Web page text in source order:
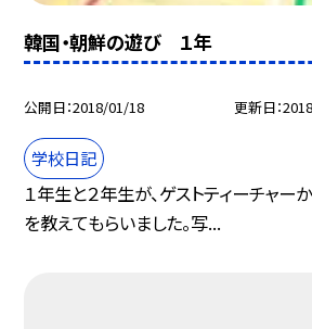
韓国・朝鮮の遊び １年
公開日 2018/01/18 更新日
学校日記
１年生と２年生が、ゲストティーチャー
を教えてもらいました。写...